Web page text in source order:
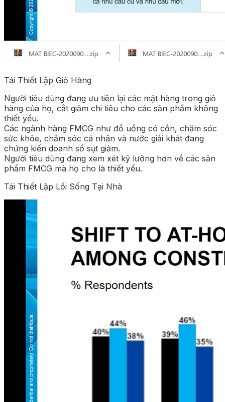
Tái Thiết Lập Giỏ Hàng
Người tiêu dùng đang ưu tiên lại các mặt hàng trong giỏ
hàng của họ, cắt giảm chi tiêu cho các sản phẩm không
thiết yếu.
Các ngành hàng FMCG như đồ uống có cồn, chăm sóc
sức khỏe, chăm sóc cá nhân và nước giải khát đang
chứng kiến doanh số sụt giảm.
Người tiêu dùng đang xem xét kỹ lưỡng hơn về các sản
phẩm FMCG mà họ cho là thiết yếu.
Tái Thiết Lập Lối Sống Tại Nhà